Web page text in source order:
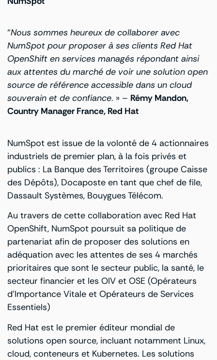
“Nous sommes heureux de collaborer avec
NumSpot pour proposer à ses clients Red Hat
OpenShift en services managés répondant ainsi
aux attentes du marché de voir une solution open
source de référence accessible dans un cloud
souverain et de confiance. » – Rémy Mandon,
Country Manager France, Red Hat
NumSpot est issue de la volonté de 4 actionnaires
industriels de premier plan, à la fois privés et
publics : La Banque des Territoires (groupe Caisse
des Dépôts), Docaposte en tant que chef de file,
Dassault Systèmes, Bouygues Télécom.
Au travers de cette collaboration avec Red Hat
OpenShift, NumSpot poursuit sa politique de
partenariat afin de proposer des solutions en
adéquation avec les attentes de ses 4 marchés
prioritaires que sont le secteur public, la santé, le
secteur financier et les OIV et OSE (Opérateurs
d’Importance Vitale et Opérateurs de Services
Essentiels)
Red Hat est le premier éditeur mondial de
solutions open source, incluant notamment Linux,
cloud, conteneurs et Kubernetes. Les solutions